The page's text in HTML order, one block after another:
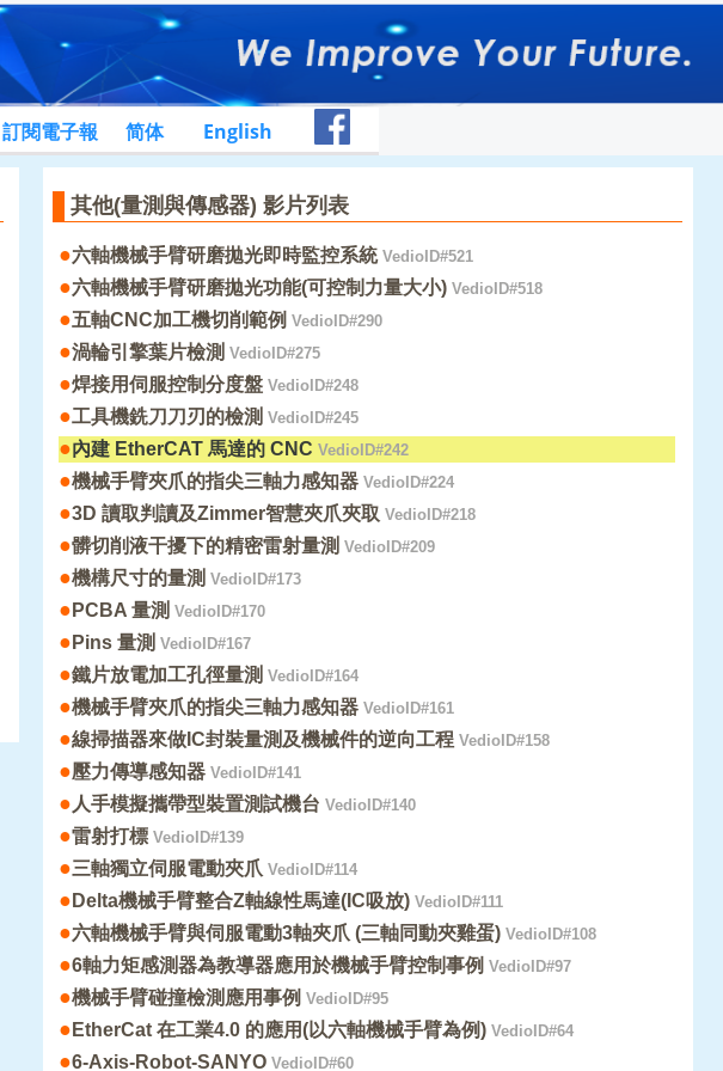
訂閱電子報 简体 English
其他(量測與傳感器) 影片列表
●六軸機械手臂研磨拋光即時監控系統VedioID#521
●六軸機械手臂研磨拋光功能(可控制力量大小) VedioID#518
●五軸CNC加工機切削範例 VedioID#290
●渦輪引擎葉片檢測 VedioID#275
●焊接用伺服控制分度盤 VedioID#248
●工具機銑刀刀刃的檢測 VedioID#245
●內建 EtherCAT 馬達的 CNC VedioID#242
●機械手臂夾爪的指尖三軸力感知器 VedioID#224
●3D 讀取判讀及Zimmer智慧夾爪夾取 VedioID#218
●髒切削液干擾下的精密雷射量測 VedioID#209
●機構尺寸的量測 VedioID#173
● PCBA 量測 VedioID#170
● Pins 量測 VedioID#167
●鐵片放電加工孔徑量測 VedioID#164
●機械手臂夾爪的指尖三軸力感知器 VedioID#161
●線掃描器來做IC封裝量測及機械件的逆向工程 VedioID#158
●壓力傳導感知器 VedioID#141
● 人手模擬攜帶型裝置測試機台 VedioID#140
●雷射打標 VedioID#139
●三軸獨立伺服電動夾爪 VedioID#114
● Delta機械手臂整合Z軸線性馬達(IC吸放) VedioID#111
●六軸機械手臂與伺服電動3軸夾爪 (三軸同動夾雞蛋) VedioID#108
●6軸力矩感測器為教導器應用於機械手臂控制事例 VedioID#97
●機械手臂碰撞檢測應用事例 VedioID#95
● EtherCat 在工業4.0 的應用(以六軸機械手臂為例) VedioID#64
●6-Axis-Robot-SANYO VedioID#60